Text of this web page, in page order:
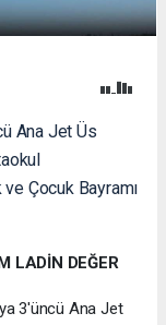
Ana Jet Üs
Çocuk Bayramı
LADİN DEĞER
3'üncü Ana Jet